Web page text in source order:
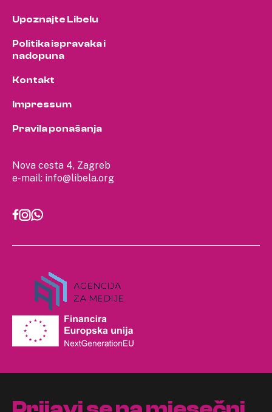
Nova cesta 4, Zagreb
e-mail: info@libela.org
Upoznajte Libelu
Politika ispravaka i
nadopuna
Kontakt
Impressum
Pravila ponašanja